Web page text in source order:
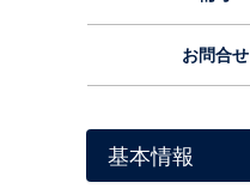
お問合せ
基本情報